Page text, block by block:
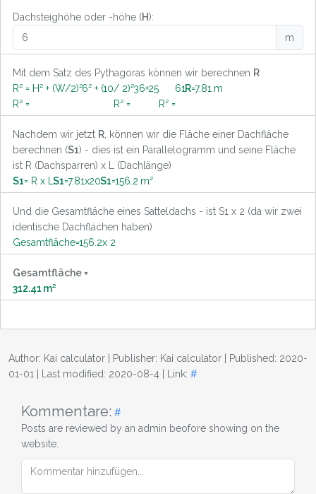
Dachsteighöhe oder -höhe (H):
m
Mit dem Satz des Pythagoras können wir berechnen R
R² = H² + (W/2)²
R² =
6² + (10/ 2)²
R² =
36+25
R² =
61R=7.81 m
Nachdem wir jetzt R, können wir die Fläche einer Dachfläche
berechnen (S1) - dies ist ein Parallelogramm und seine Fläche
ist R (Dachsparren) x L (Dachlänge)
S1= R x LS1=7.81x20S1=156.2 m²
Und die Gesamtfläche eines Satteldachs - ist S1 x 2 (da wir zwei
identische Dachflächen haben)
Gesamtfläche=156.2x 2
Gesamtfläche =
312.41 m²
Author: Kai calculator | Publisher: Kai calculator | Published: 2020-
01-01 | Last modified: 2020-08-4 | Link: #
Kommentare: #
Posts are reviewed by an admin beofore showing on the
website.